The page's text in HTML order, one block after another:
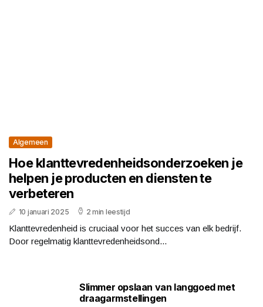
Algemeen
Hoe klanttevredenheidsonderzoeken je
helpen je producten en diensten te
verbeteren
10 januari 2025 2 min leestijd
Klanttevredenheid is cruciaal voor het succes van elk bedrijf.
Door regelmatig klanttevredenheidsond...
Slimmer opslaan van langgoed met
draagarmstellingen